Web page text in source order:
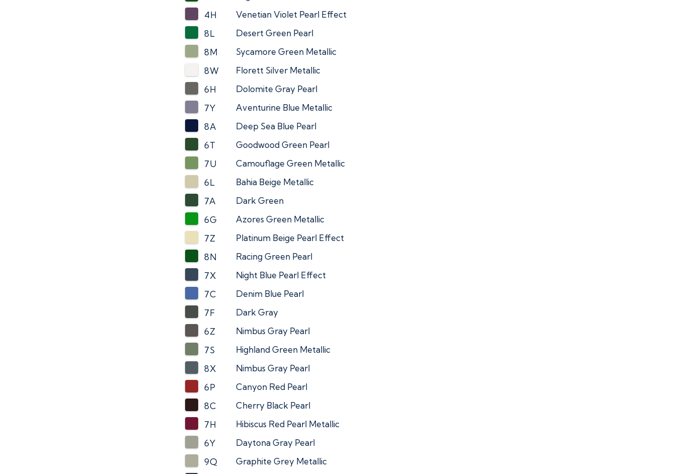
4H
Venetian Violet Pearl Effect
8L
Desert Green Pearl
8M
Sycamore Green Metallic
8W
Florett Silver Metallic
6H
Dolomite Gray Pearl
7Y
Aventurine Blue Metallic
8A
Deep Sea Blue Pearl
6T
Goodwood Green Pearl
7U
Camouflage Green Metallic
6L
Bahia Beige Metallic
7A
Dark Green
6G
Azores Green Metallic
7Z
Platinum Beige Pearl Effect
8N
Racing Green Pearl
7X
Night Blue Pearl Effect
7C
Denim Blue Pearl
7F
Dark Gray
6Z
Nimbus Gray Pearl
7S
Highland Green Metallic
8X
Nimbus Gray Pearl
6P
Canyon Red Pearl
8C
Cherry Black Pearl
7H
Hibiscus Red Pearl Metallic
6Y
Daytona Gray Pearl
9Q
Graphite Grey Metallic